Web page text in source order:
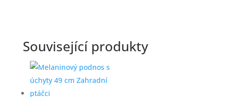
Související produkty